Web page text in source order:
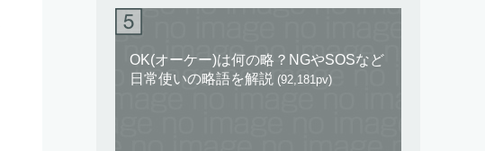
OK(オーケー)は何の略？NGやSOSなど
日常使いの略語を解説 (92,181pv)